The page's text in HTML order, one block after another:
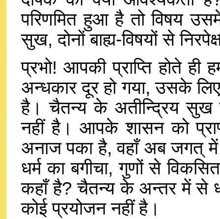
परिणमित हुआ है तो विषय
सुख, दोनों बाह्य-विषयों से
प्रभो! आपकी प्राप्ति होते ही
अन्धकार दूर हो गया, उसके
है। चैतन्य के अतीन्द्रिय सुख
नहीं है। आपके शासन को
अनाज पका है, वहाँ अब जगत् में
धर्म का बगीचा, गुणों से
कहाँ है? चैतन्य के अन्तर में से
कोई प्रयोजन नहीं है।